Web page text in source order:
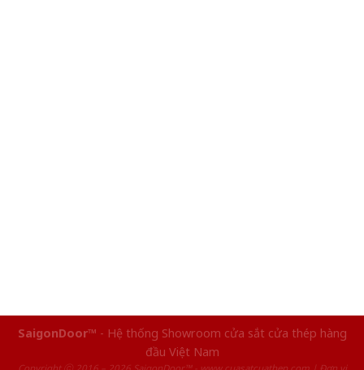
SaigonDoor™ - Hệ thống Showroom cửa sắt cửa thép hàng
đầu Việt Nam